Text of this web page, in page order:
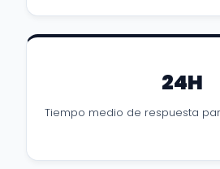
24H
Tiempo medio de respuesta